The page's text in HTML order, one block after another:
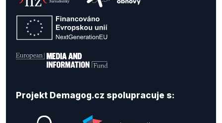
Projekt Demagog.cz spolupracuje s: